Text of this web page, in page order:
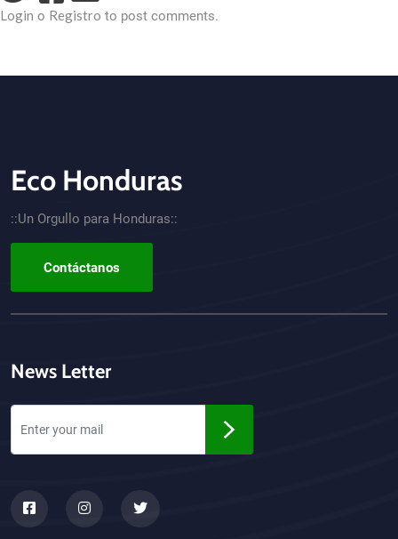
Login o Registro to post comments.
CTA - Footer
Eco Honduras
::Un Orgullo para Honduras::
Contáctanos
News Letter